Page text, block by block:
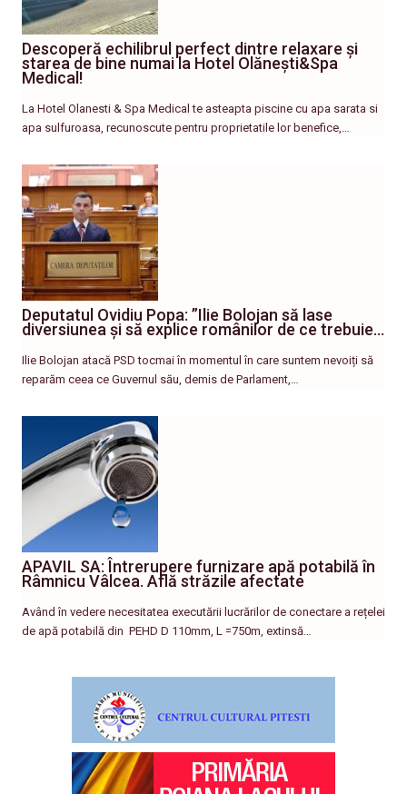
Descoperă echilibrul perfect dintre relaxare și
starea de bine numai la Hotel Olănești&Spa
Medical!
La Hotel Olanesti & Spa Medical te asteapta piscine cu apa sarata si
apa sulfuroasa, recunoscute pentru proprietatile lor benefice,…
Deputatul Ovidiu Popa: ”Ilie Bolojan să lase
diversiunea și să explice românilor de ce trebuie…
Ilie Bolojan atacă PSD tocmai în momentul în care suntem nevoiți să
reparăm ceea ce Guvernul său, demis de Parlament,…
APAVIL SA: Întrerupere furnizare apă potabilă în
Râmnicu Vâlcea. Află străzile afectate
Având în vedere necesitatea executării lucrărilor de conectare a rețelei
de apă potabilă din PEHD D 110mm, L =750m, extinsă…